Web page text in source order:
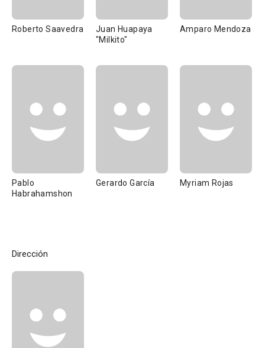
Roberto Saavedra
Juan Huapaya
"Milkito"
Amparo Mendoza
Pablo
Habrahamshon
Gerardo García Myriam Rojas
Dirección